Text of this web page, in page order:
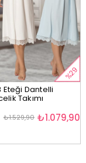
%29
Eteği Dantelli
Takımı
₺1.079,90
₺1.529,90